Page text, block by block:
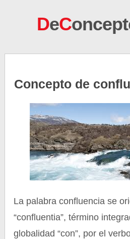
DeC
Concepto de
La palabra confluencia se
“confluentia”, término
globalidad “con”, por el